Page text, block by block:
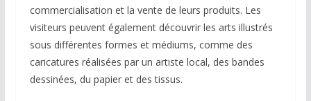
commercialisation et la vente de leurs produits. Les
visiteurs peuvent également découvrir les arts illustrés
sous différentes formes et médiums, comme des
caricatures réalisées par un artiste local, des bandes
dessinées, du papier et des tissus.